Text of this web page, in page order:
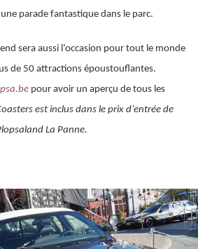
parade fantastique dans le parc.
sera aussi l’occasion pour tout le monde
de 50 attractions époustouflantes.
pour avoir un aperçu de tous les
est inclus dans le prix d’entrée de
La Panne.